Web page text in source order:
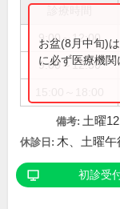
9:00～12:00
9:00～12:30
お盆(8月中旬)
に必ず医療機関
備考: 土曜
休診日: 木、土曜
初診受